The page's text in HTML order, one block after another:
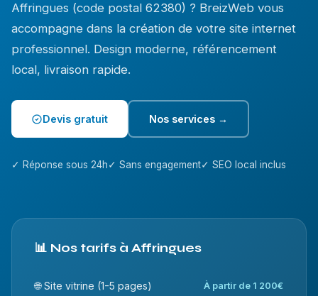
Affringues (code postal 62380) ? BreizWeb vous
accompagne dans la création de votre site internet
professionnel. Design moderne, référencement
local, livraison rapide.
Devis gratuit Nos services →
✓ Réponse sous 24h✓ Sans engagement✓ SEO local inclus
📊 Nos tarifs à Affringues
🌐 Site vitrine (1-5 pages) À partir de 1 200€